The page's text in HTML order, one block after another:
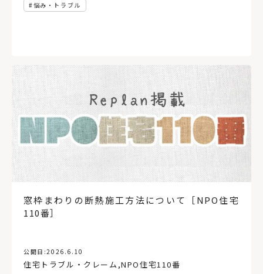
悩み・トラブル
窓枠まわりの断熱施工方法について［NPO住宅
110番］
公開日:2026.6.10
住宅トラブル・クレーム ,NPO住宅110番